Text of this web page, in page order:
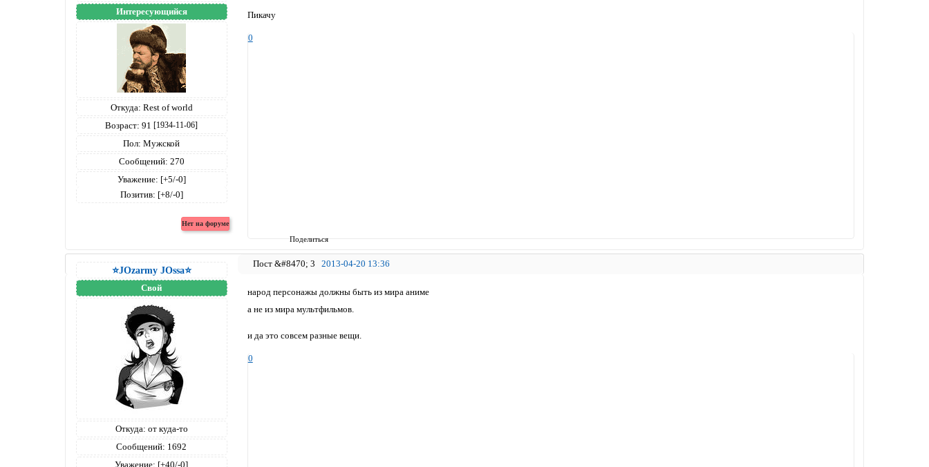
Поделиться
Интересующийся
Откуда: Rest of world
Возраст: 91[1934-11-06]
Пол: Мужской
Сообщений: 270
Уважение: [+5/-0]
Позитив: [+8/-0]
Пикачу
0
3 2013-04-20 13:36
⭐JOzarmy JOssa⭐
Свой
Откуда: от куда-то
Сообщений: 1692
Уважение: [+40/-0]
народ персонажы должны быть из мира аниме
а не из мира мультфильмов.
и да это совсем разные вещи.
0